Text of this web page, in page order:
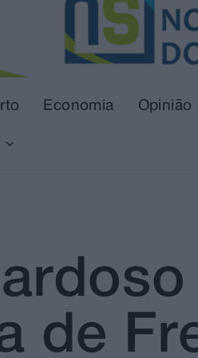
Economia Opinião
de